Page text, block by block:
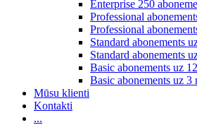
Enterprise 250
Professional
Professional
Standard abonements
Standard abonements
Basic abonements uz
Basic abonements uz 3
Mūsu klienti
Kontakti
...